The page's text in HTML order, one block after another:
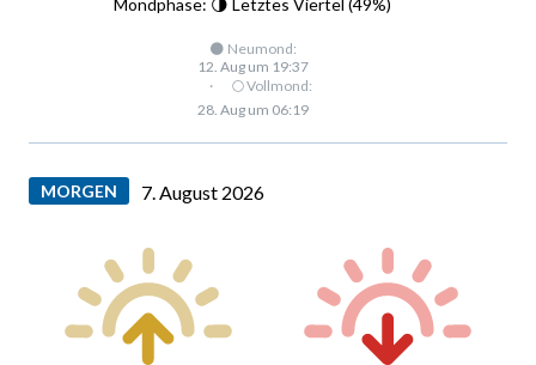
Mondphase: 🌗 Letztes Viertel (49%)
🌑 Neumond:
12. Aug um 19:37
·
🌕 Vollmond:
28. Aug um 06:19
MORGEN 7. August 2026